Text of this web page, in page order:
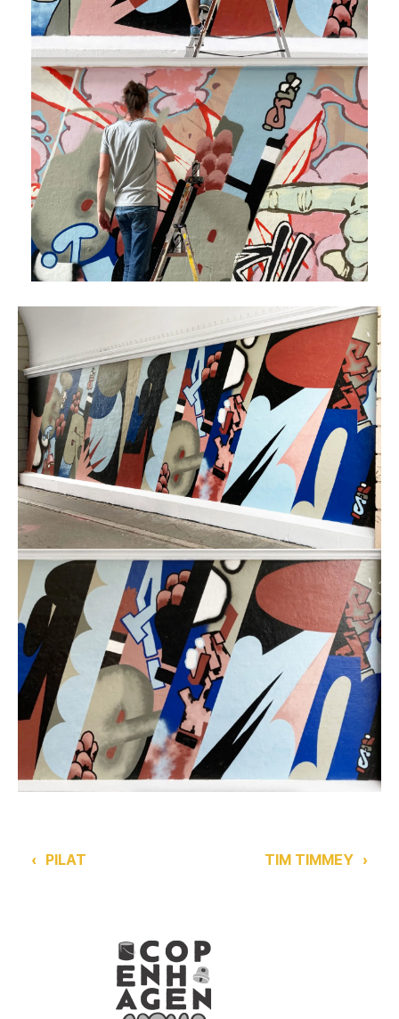
‹ PILAT ›
TIM TIMMEY